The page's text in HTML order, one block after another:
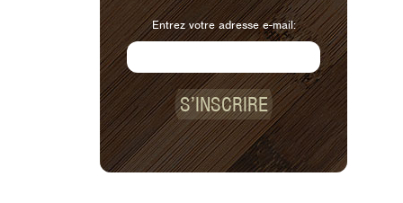
Entrez votre adresse e-mail:
S’INSCRIRE